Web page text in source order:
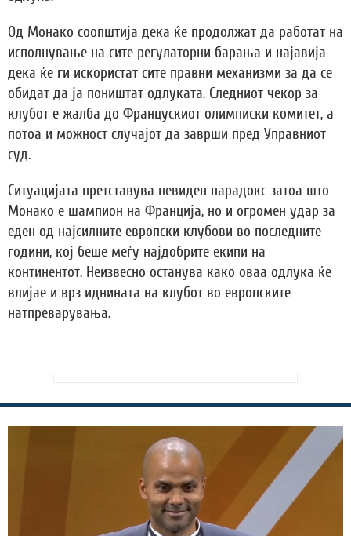
Од Монако соопштија дека ќе продолжат да работат на
исполнување на сите регулаторни барања и најавија
дека ќе ги искористат сите правни механизми за да се
обидат да ја поништат одлуката. Следниот чекор за
клубот е жалба до Францускиот олимписки комитет, а
потоа и можност случајот да заврши пред Управниот
суд.
Ситуацијата претставува невиден парадокс затоа што
Монако е шампион на Франција, но и огромен удар за
еден од најсилните европски клубови во последните
години, кој беше меѓу најдобрите екипи на
континентот. Неизвесно останува како оваа одлука ќе
влијае и врз иднината на клубот во европските
натпреварувања.